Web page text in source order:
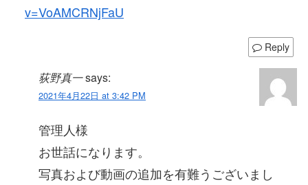
v=VoAMCRNjFaU
Reply
荻野真一says:
2021年4月22日 at 3:42 PM
管理人様
お世話になります。
写真および動画の追加を有難うございまし